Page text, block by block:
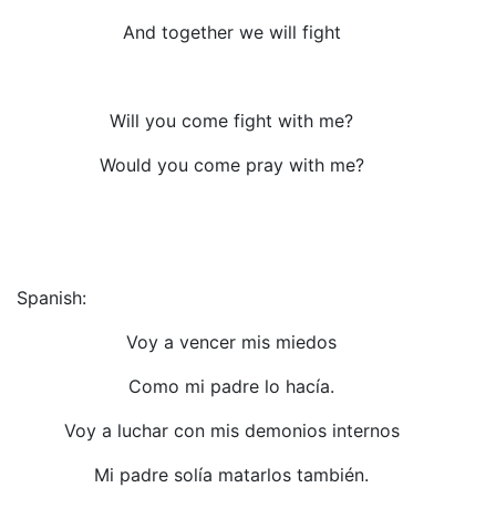
And together we will fight
Will you come fight with me?
Would you come pray with me?
Spanish:
Voy a vencer mis miedos
Como mi padre lo hacía.
Voy a luchar con mis demonios internos
Mi padre solía matarlos también.